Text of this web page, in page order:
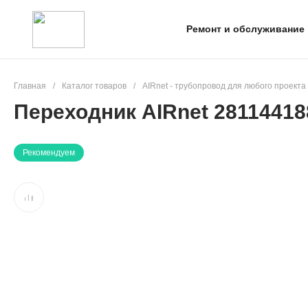
Ремонт и обслуживание
Главная / Каталог товаров / AIRnet - трубопровод для любого проекта
Переходник AIRnet
Рекомендуем